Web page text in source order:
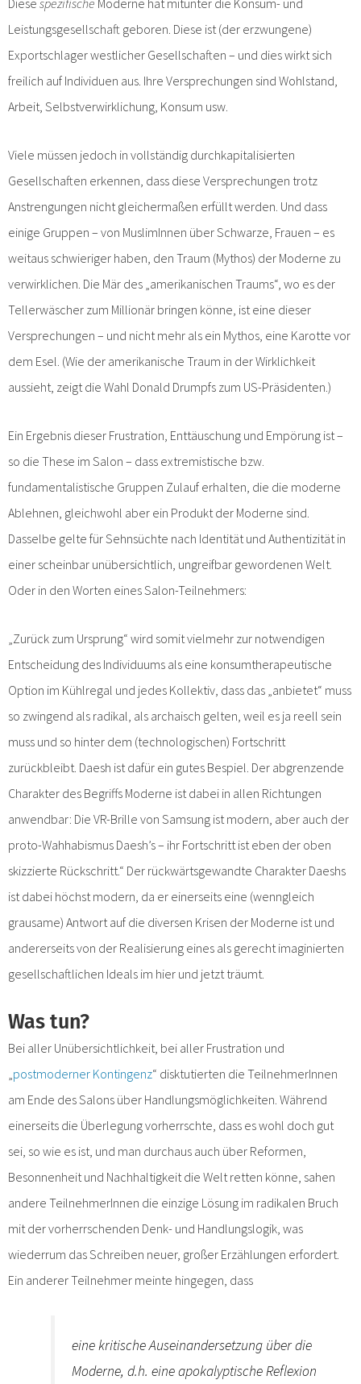
Leistungsgesellschaft geboren. Diese ist (der erzwungene)
Exportschlager westlicher Gesellschaften – und dies wirkt sich
freilich auf Individuen aus. Ihre Versprechungen sind Wohlstand,
Arbeit, Selbstverwirklichung, Konsum usw.
Viele müssen jedoch in vollständig durchkapitalisierten
Gesellschaften erkennen, dass diese Versprechungen trotz
Anstrengungen nicht gleichermaßen erfüllt werden. Und dass
einige Gruppen – von MuslimInnen über Schwarze, Frauen – es
weitaus schwieriger haben, den Traum (Mythos) der Moderne zu
verwirklichen. Die Mär des „amerikanischen Traums“, wo es der
Tellerwäscher zum Millionär bringen könne, ist eine dieser
Versprechungen – und nicht mehr als ein Mythos, eine Karotte vor
dem Esel. (Wie der amerikanische Traum in der Wirklichkeit
aussieht, zeigt die Wahl Donald Drumpfs zum US-Präsidenten.)
Ein Ergebnis dieser Frustration, Enttäuschung und Empörung ist –
so die These im Salon – dass extremistische bzw.
fundamentalistische Gruppen Zulauf erhalten, die die moderne
Ablehnen, gleichwohl aber ein Produkt der Moderne sind.
Dasselbe gelte für Sehnsüchte nach Identität und Authentizität in
einer scheinbar unübersichtlich, ungreifbar gewordenen Welt.
Oder in den Worten eines Salon-Teilnehmers:
„Zurück zum Ursprung“ wird somit vielmehr zur notwendigen
Entscheidung des Individuums als eine konsumtherapeutische
Option im Kühlregal und jedes Kollektiv, dass das „anbietet“ muss
so zwingend als radikal, als archaisch gelten, weil es ja reell sein
muss und so hinter dem (technologischen) Fortschritt
zurückbleibt. Daesh ist dafür ein gutes Bespiel. Der abgrenzende
Charakter des Begriffs Moderne ist dabei in allen Richtungen
anwendbar: Die VR-Brille von Samsung ist modern, aber auch der
proto-Wahhabismus Daesh’s – ihr Fortschritt ist eben der oben
skizzierte Rückschritt.“ Der rückwärtsgewandte Charakter Daeshs
ist dabei höchst modern, da er einerseits eine (wenngleich
grausame) Antwort auf die diversen Krisen der Moderne ist und
andererseits von der Realisierung eines als gerecht imaginierten
gesellschaftlichen Ideals im hier und jetzt träumt.
Was tun?
Bei aller Unübersichtlichkeit, bei aller Frustration und
postmoderner Kontingenz“ disktutierten die TeilnehmerInnen
am Ende des Salons über Handlungsmöglichkeiten. Während
einerseits die Überlegung vorherrschte, dass es wohl doch gut
sei, so wie es ist, und man durchaus auch über Reformen,
Besonnenheit und Nachhaltigkeit die Welt retten könne, sahen
andere TeilnehmerInnen die einzige Lösung im radikalen Bruch
mit der vorherrschenden Denk- und Handlungslogik, was
wiederrum das Schreiben neuer, großer Erzählungen erfordert.
Ein anderer Teilnehmer meinte hingegen, dass
eine kritische Auseinandersetzung über die
Moderne, d.h. eine apokalyptische Reflexion